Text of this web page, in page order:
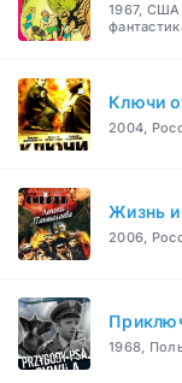
1967,
Ключи
2004,
Жизнь и
2006,
1968,